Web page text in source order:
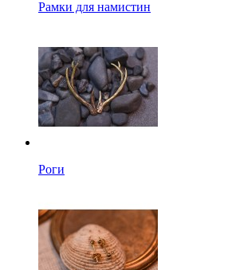
Рамки для намистин
Роги